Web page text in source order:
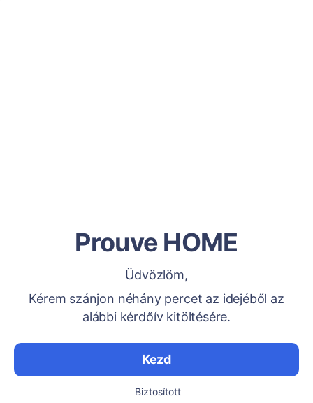
Prouve HOME
Üdvözlöm,
Kérem szánjon néhány percet az idejéből az
alábbi kérdőív kitöltésére.
Kezd
Biztosított